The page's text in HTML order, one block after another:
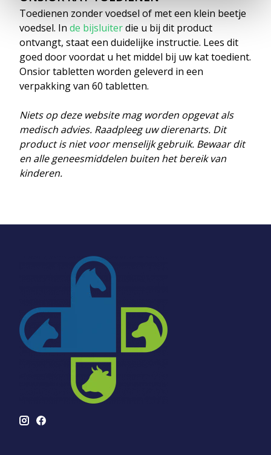
Toedienen zonder voedsel of met een klein beetje
voedsel. In de bijsluiterdie u bij dit product
ontvangt, staat een duidelijke instructie. Lees dit
goed door voordat u het middel bij uw kat toedient.
Onsior tabletten worden geleverd in een
verpakking van 60 tabletten.
Niets op deze website mag worden opgevat als
medisch advies. Raadpleeg uw dierenarts. Dit
product is niet voor menselijk gebruik. Bewaar dit
en alle geneesmiddelen buiten het bereik van
kinderen.